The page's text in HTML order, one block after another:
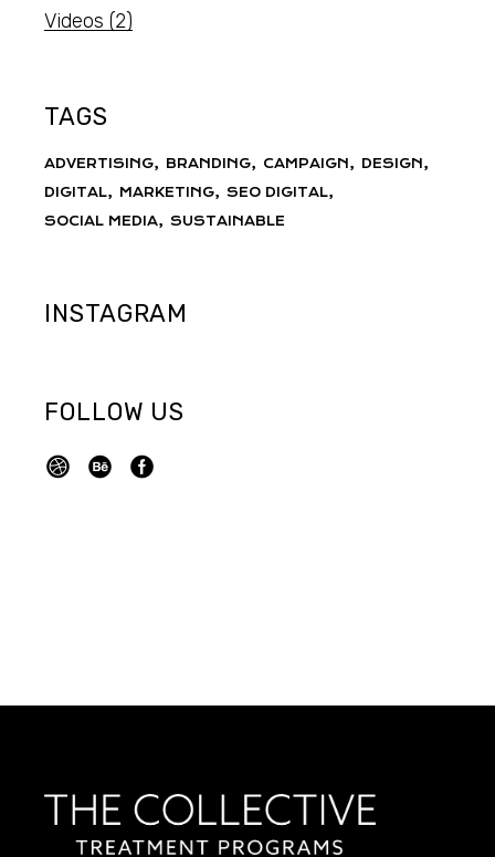
Videos (2)
TAGS
ADVERTISING BRANDING CAMPAIGN
DESIGN
DIGITAL
MARKETING
SEO DIGITAL
SOCIAL MEDIA
SUSTAINABLE
INSTAGRAM
FOLLOW US